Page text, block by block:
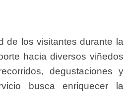
de los visitantes durante la
hacia diversos viñedos
degustaciones y
busca enriquecer la